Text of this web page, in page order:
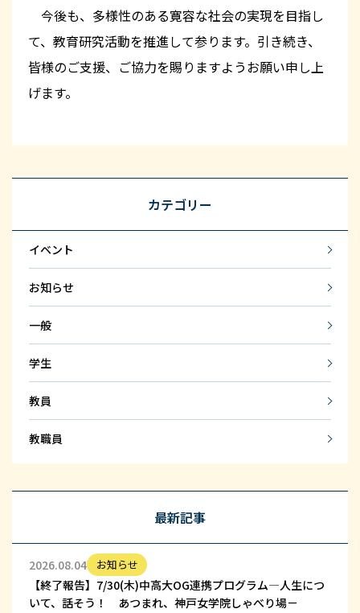
今後も、多様性のある寛容な社会の実現を目指し
て、教育研究活動を推進して参ります。引き続き、
皆様のご支援、ご協力を賜りますようお願い申し上
げます。
カテゴリー
イベント
お知らせ
一般
学生
教員
教職員
最新記事
2026.08.04 お知らせ
【終了報告】7/30(木)中高大OG連携プログラム—人生につ
いて、話そう！ あつまれ、神戸女学院しゃべり場－